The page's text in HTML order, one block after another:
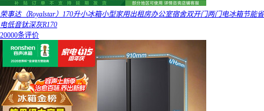
荣事达（Royalstar）170升小冰箱小型家用出租房办公室宿舍双开门两门电冰箱节能省
电低音钛深灰R170
20000条评价